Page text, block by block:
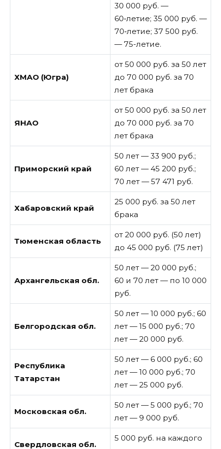
30 000 руб. —
60‑летие; 35 000 руб. —
70‑летие; 37 500 руб.
— 75-летие.
ХМАО (Югра)
от 50 000 руб. за 50 лет
до 70 000 руб. за 70
лет брака
ЯНАО
от 50 000 руб. за 50 лет
до 70 000 руб. за 70
лет брака
Приморский край
50 лет — 33 900 руб.;
60 лет — 45 200 руб.;
70 лет — 57 471 руб.
Хабаровский край
25 000 руб. за 50 лет
брака
Тюменская область
от 20 000 руб. (50 лет)
до 45 000 руб. (75 лет)
Архангельская обл.
50 лет — 20 000 руб.;
60 и 70 лет — по 10 000
руб.
Белгородская обл.
50 лет — 10 000 руб.; 60
лет — 15 000 руб.; 70
лет — 20 000 руб.
Республика
Татарстан
50 лет — 6 000 руб.; 60
лет — 10 000 руб.; 70
лет — 25 000 руб.
Московская обл.
50 лет — 5 000 руб.; 70
лет — 9 000 руб.
Свердловская обл.
5 000 руб. на каждого